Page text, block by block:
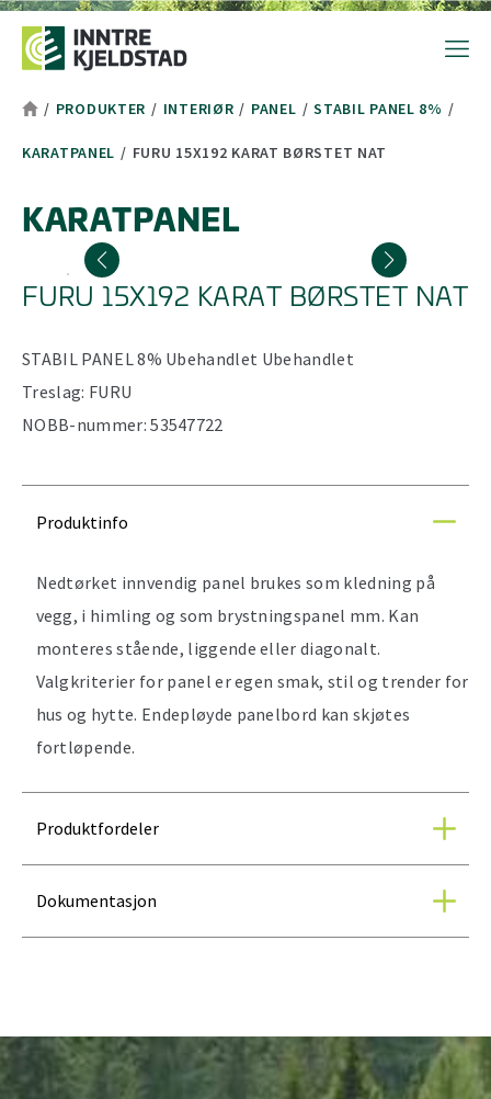
Hopp til toppområde
Hopp til hovedinnhold
Hopp til bunnområde
Tekststørrelsetips
PC: Press ned CTRL og klikk på + (pluss) for å forstørre eller
MAC: Press ned CMD og klikk på + (pluss) for å forstørre eller
/ PRODUKTER / INTERIØR / PANEL / STABIL PANEL 8% /
KARATPANEL / FURU 15X192 KARAT BØRSTET NAT
KARATPANEL
FURU 15X192 KARAT BØRSTET NAT
STABIL PANEL 8% Ubehandlet Ubehandlet
Treslag: FURU
NOBB-nummer:53547722
Produktinfo
Nedtørket innvendig panel brukes som kledning på
vegg, i himling og som brystningspanel mm. Kan
monteres stående, liggende eller diagonalt.
Valgkriterier for panel er egen smak, stil og trender for
hus og hytte. Endepløyde panelbord kan skjøtes
fortløpende.
Produktfordeler
Dokumentasjon